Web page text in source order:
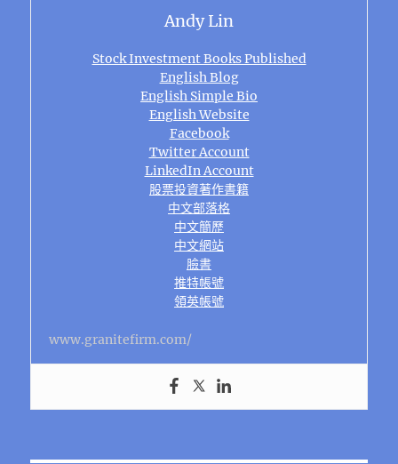
Andy Lin
Stock Investment Books Published
English Blog
English Simple Bio
English Website
Facebook
Twitter Account
LinkedIn Account
股票投資著作書籍
中文部落格
中文簡歷
中文網站
臉書
推特帳號
領英帳號
www.granitefirm.com/